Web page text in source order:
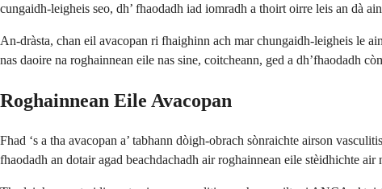
cungaidh-leigheis seo, dh’ fhaodadh iad iomradh a thoirt oirre leis an dà
An-dràsta, chan eil avacopan ri fhaighinn ach mar chungaidh-leigheis le
nas daoire na roghainnean eile nas sine, coitcheann, ged a dh’fhaodadh
Roghainnean Eile Avacopan
Fhad ‘s a tha avacopan a’ tabhann dòigh-obrach sònraichte airson
fhaodadh an dotair agad beachdachadh air roghainnean eile stèidhichte